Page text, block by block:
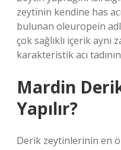
zeytinin kendine has
bulunan oleuropein
çok sağlıklı içerik aynı
karakteristik acı
Mardin
Yapılır?
Derik zeytinlerinin en